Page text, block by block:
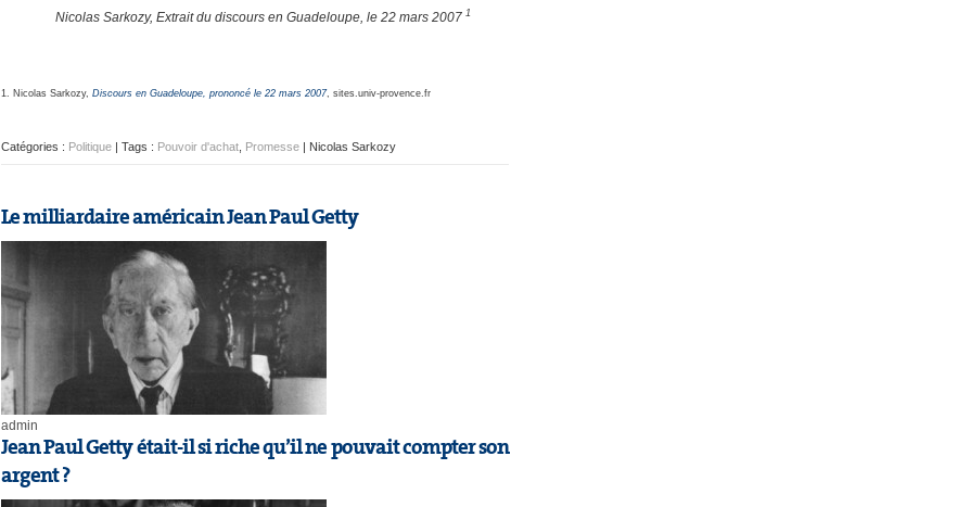
Nicolas Sarkozy, Extrait du discours en Guadeloupe, le 22 mars 2007 1
1. Nicolas Sarkozy, Discours en Guadeloupe, prononcé le 22 mars 2007, sites.univ-provence.fr
Catégories : Politique | Tags : Pouvoir d'achat Promesse | Nicolas Sarkozy
Le milliardaire américain Jean Paul Getty
admin
Jean Paul Getty était-il si riche qu’il ne pouvait compter son
argent ?